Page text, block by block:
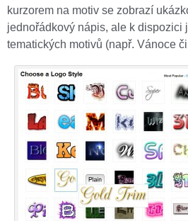
kurzorem na motiv se zobrazí
jednořádkový nápis, ale k
tematických motivů (např. Vánoce